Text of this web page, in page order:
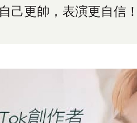
己更帥，表演更自信